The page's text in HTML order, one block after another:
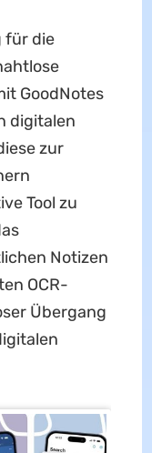
für die
GoodNotes
digitalen
zur
Tool zu
Notizen
OCR-
Übergang